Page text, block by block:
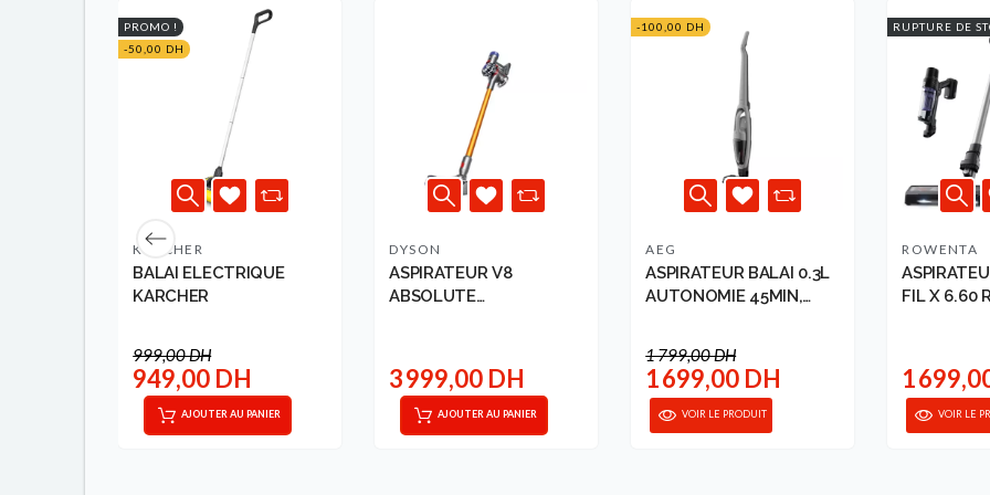
PROMO !
-50,00 DH
KÄRCHER
BALAI ELECTRIQUE
KARCHER
999,00 DH
949,00 DH
AJOUTER AU PANIER
DYSON
ASPIRATEUR V8
ABSOLUTE
3 999,00 DH
AJOUTER AU PANIER
-100,00 DH
AEG
ASPIRATEUR BALAI 0.3L
AUTONOMIE 45MIN,
1 799,00 DH
1 699,00 DH
VOIR LE PRODUIT
RUPTURE DE
ROWENTA
FIL X 6.60
1
VOIR LE